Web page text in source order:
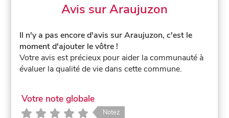
Avis sur Araujuzon
Il n'y a pas encore d'avis sur Araujuzon, c'est le
moment d'ajouter le vôtre !
Votre avis est précieux pour aider la communauté à
évaluer la qualité de vie dans cette commune.
Votre note globale
Notez